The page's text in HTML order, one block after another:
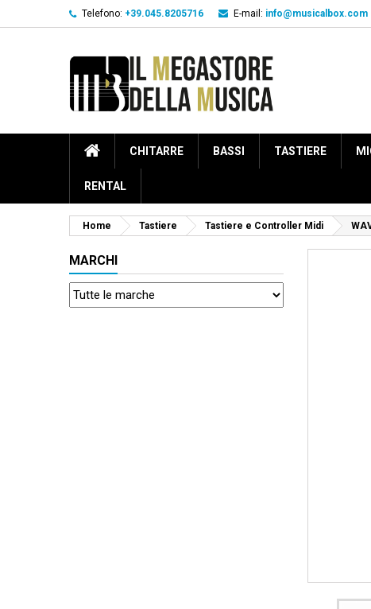
Telefono: +39.045.8205716 E-mail: info@musicalbox.com
CHITARRE BASSI TASTIERE
RENTAL
Home Tastiere Tastiere e Controller Midi
MARCHI